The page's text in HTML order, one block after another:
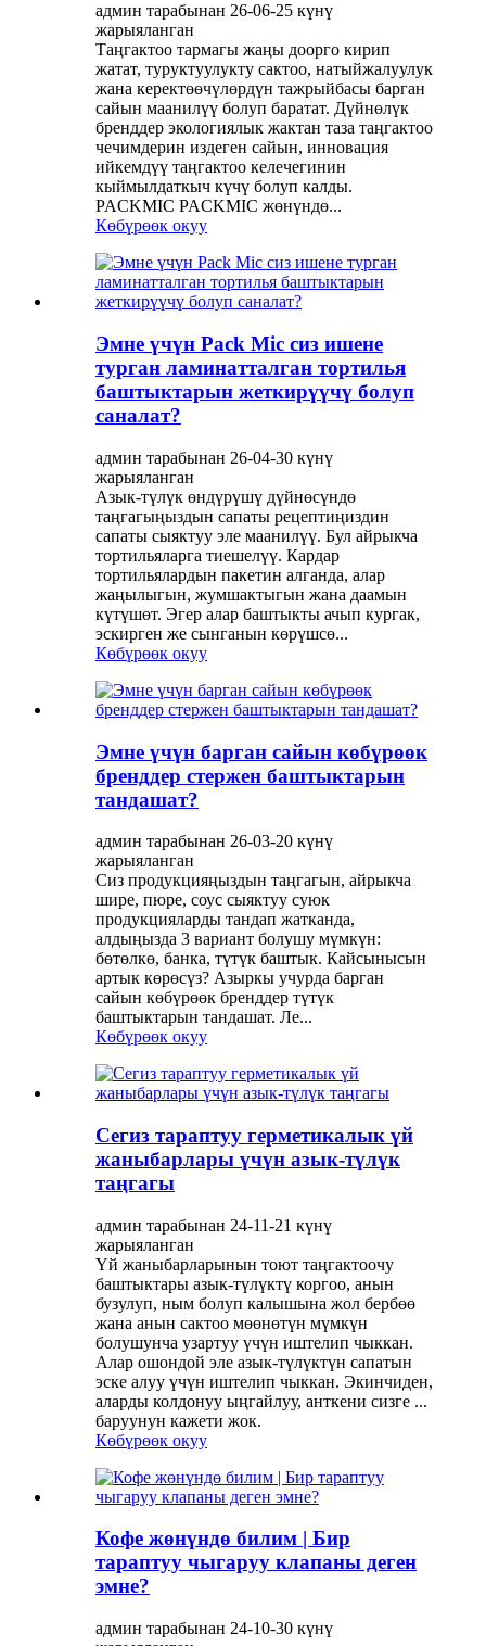
админ тарабынан 26-06-25 күнү
жарыяланган
Таңгактоо тармагы жаңы доорго кирип
жатат, туруктуулукту сактоо, натыйжалуулук
жана керектөөчүлөрдүн тажрыйбасы барган
сайын маанилүү болуп баратат. Дүйнөлүк
бренддер экологиялык жактан таза таңгактоо
чечимдерин издеген сайын, инновация
ийкемдүү таңгактоо келечегинин
кыймылдаткыч күчү болуп калды.
PACKMIC PACKMIC жөнүндө...
Көбүрөөк окуу
Эмне үчүн Pack Mic сиз ишене
турган ламинатталган тортилья
баштыктарын жеткирүүчү болуп
саналат?
админ тарабынан 26-04-30 күнү
жарыяланган
Азык-түлүк өндүрүшү дүйнөсүндө
таңгагыңыздын сапаты рецептиңиздин
сапаты сыяктуу эле маанилүү. Бул айрыкча
тортильяларга тиешелүү. Кардар
тортильялардын пакетин алганда, алар
жаңылыгын, жумшактыгын жана даамын
күтүшөт. Эгер алар баштыкты ачып кургак,
эскирген же сынганын көрүшсө...
Көбүрөөк окуу
Эмне үчүн барган сайын көбүрөөк
бренддер стержен баштыктарын
тандашат?
админ тарабынан 26-03-20 күнү
жарыяланган
Сиз продукцияңыздын таңгагын, айрыкча
шире, пюре, соус сыяктуу суюк
продукцияларды тандап жатканда,
алдыңызда 3 вариант болушу мүмкүн:
бөтөлкө, банка, түтүк баштык. Кайсынысын
артык көрөсүз? Азыркы учурда барган
сайын көбүрөөк бренддер түтүк
баштыктарын тандашат. Ле...
Көбүрөөк окуу
Сегиз тараптуу герметикалык үй
жаныбарлары үчүн азык-түлүк
таңгагы
админ тарабынан 24-11-21 күнү
жарыяланган
Үй жаныбарларынын тоют таңгактоочу
баштыктары азык-түлүктү коргоо, анын
бузулуп, ным болуп калышына жол бербөө
жана анын сактоо мөөнөтүн мүмкүн
болушунча узартуу үчүн иштелип чыккан.
Алар ошондой эле азык-түлүктүн сапатын
эске алуу үчүн иштелип чыккан. Экинчиден,
аларды колдонуу ыңгайлуу, анткени сизге ...
баруунун кажети жок.
Көбүрөөк окуу
Кофе жөнүндө билим | Бир
тараптуу чыгаруу клапаны деген
эмне?
админ тарабынан 24-10-30 күнү